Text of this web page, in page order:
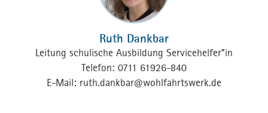
Ruth Dankbar
Leitung schulische Ausbildung Servicehelfer*in
Telefon: 0711 61926-840
E-Mail: ruth.dankbar@wohlfahrtswerk.de